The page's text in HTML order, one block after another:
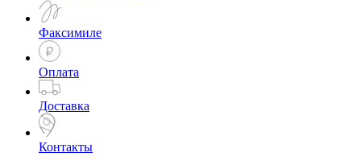
Факсимиле
Оплата
Доставка
Контакты